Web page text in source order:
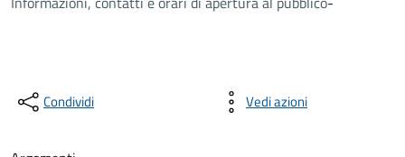
Condividi Vedi azioni